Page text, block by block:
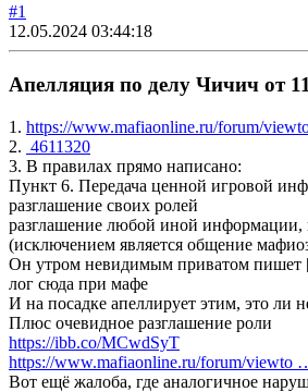
#1
12.05.2024 03:44:18
Апелляция по делу Чичич от
1. https://www.mafiaonline.ru/forum/
2. 4611320
3. В правилах прямо написано:
Пункт 6. Передача ценной игровой
разглашение своих ролей
разглашение любой иной информации,
(исключением является общение
Он утром невидимым приватом пишет
лог сюда при мафе
И на посадке апеллирует этим, это ли
Плюс очевидное разглашение роли
https://ibb.co/MCwdSyT
https://www.mafiaonline.ru/forum/viewto
Вот ещё жалоба, где аналогичное